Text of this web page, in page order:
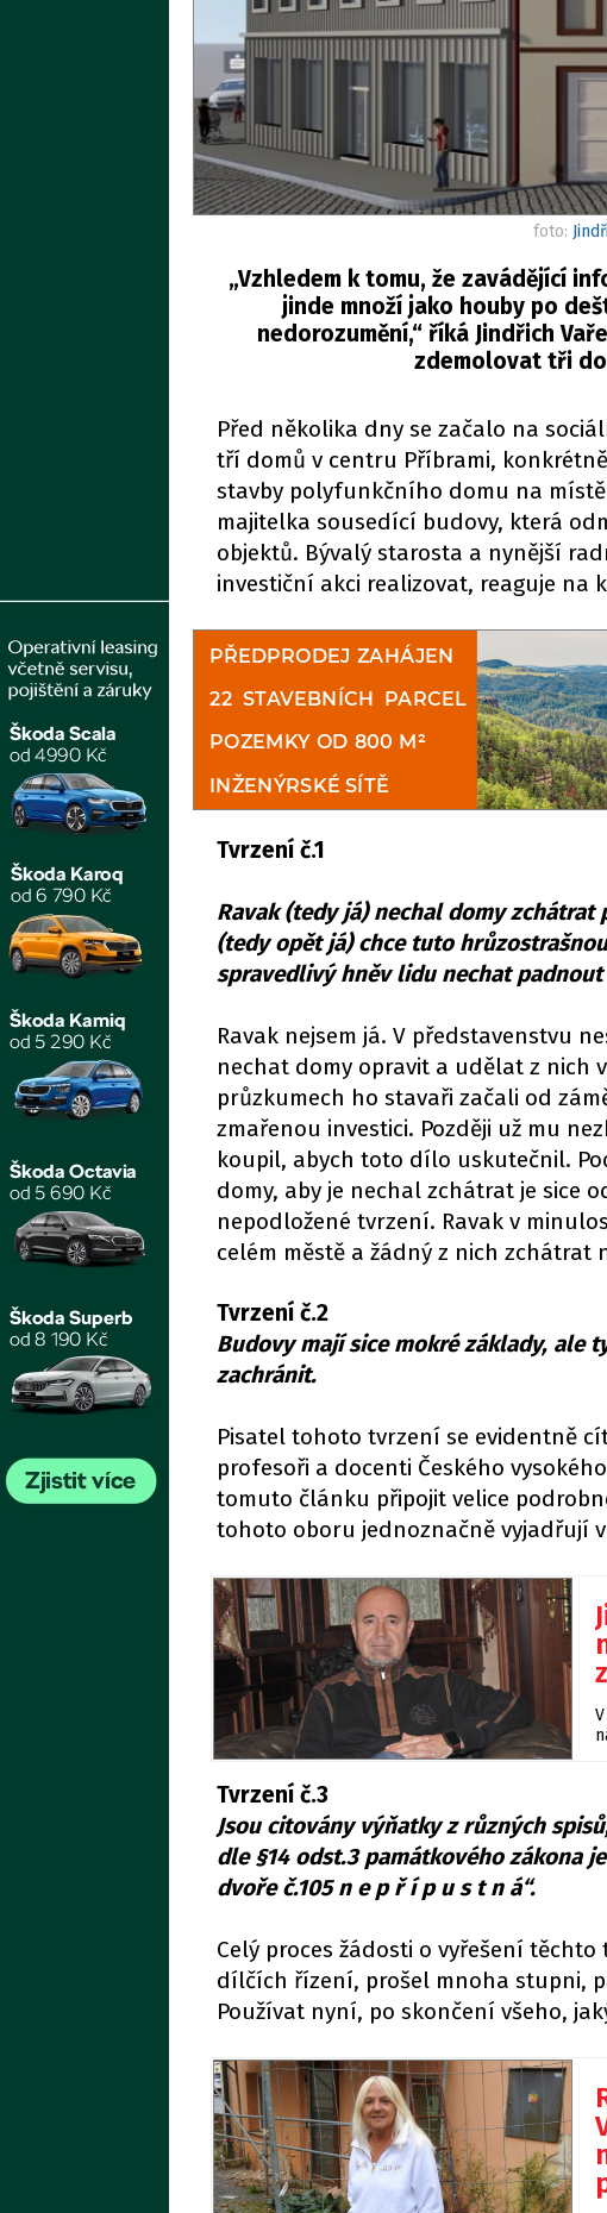
foto:
„Vzhledem k tomu, že zavádějící
jinde množí jako houby po
nedorozumění,“ říká Jindřich
zdemolovat tři
Před několika dny se začalo na
tří domů v centru Příbrami,
stavby polyfunkčního domu na místě
majitelka sousedící budovy, která
objektů. Bývalý starosta a nynější
investiční akci realizovat, reaguje na
Tvrzení č.1
Ravak (tedy já) nechal domy
(tedy opět já) chce tuto
spravedlivý hněv lidu nechat
Ravak nejsem já. V představenstvu
nechat domy opravit a udělat z nich
průzkumech ho stavaři začali od
zmařenou investici. Později už mu
koupil, abych toto dílo uskutečnil.
domy, aby je nechal zchátrat je sice
nepodložené tvrzení. Ravak v
celém městě a žádný z nich zchátrat
Tvrzení č.2
Budovy mají sice mokré základy, ale
zachránit.
Pisatel tohoto tvrzení se evidentně
profesoři a docenti Českého
tomuto článku připojit velice
tohoto oboru jednoznačně vyjadřují
Tvrzení č.3
Jsou citovány výňatky z různých
dle §14 odst.3 památkového zákona
dvoře č.105 n e p ř í p u s t n á“.
Celý proces žádosti o vyřešení
dílčích řízení, prošel mnoha stupni,
Používat nyní, po skončení všeho,